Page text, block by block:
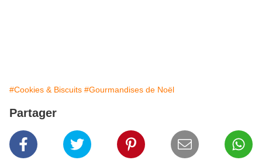
#Cookies & Biscuits #Gourmandises de Noël
Partager